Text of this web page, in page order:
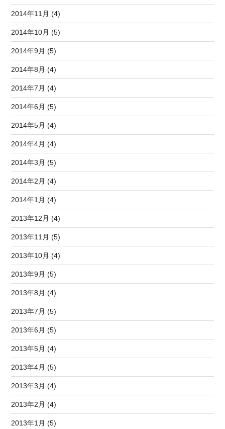
2014年11月 (4)
2014年10月 (5)
2014年9月 (5)
2014年8月 (4)
2014年7月 (4)
2014年6月 (5)
2014年5月 (4)
2014年4月 (4)
2014年3月 (5)
2014年2月 (4)
2014年1月 (4)
2013年12月 (4)
2013年11月 (5)
2013年10月 (4)
2013年9月 (5)
2013年8月 (4)
2013年7月 (5)
2013年6月 (5)
2013年5月 (4)
2013年4月 (5)
2013年3月 (4)
2013年2月 (4)
2013年1月 (5)